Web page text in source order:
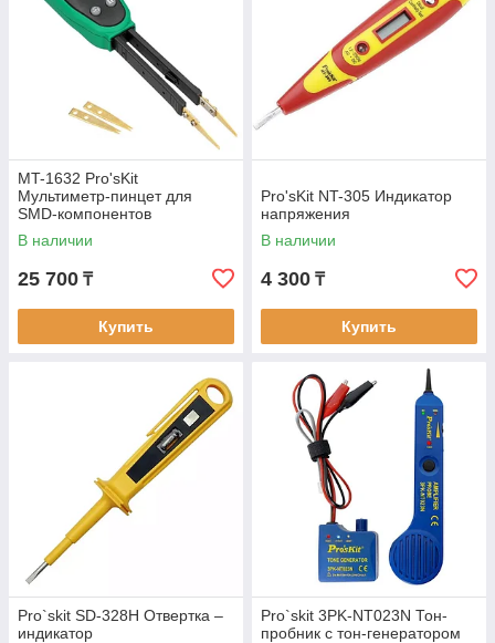
MT-1632 Pro'sKit
Мультиметр-пинцет для
SMD-компонентов
В наличии
25 700 ₸
Купить
Pro'sKit NT-305 Индикатор
напряжения
В наличии
4 300 ₸
Купить
Pro`skit SD-328H Отвертка –
индикатор
Pro`skit 3PK-NT023N Тон-
пробник с тон-генератором